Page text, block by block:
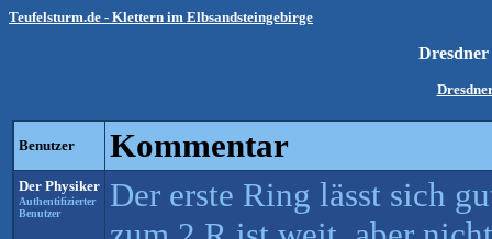
Teufelsturm.de - Klettern im Elbsandsteingebirge
Benutzer Kommentar
Der Physiker
Authentifizierter
Benutzer
Der erste Ring lässt sich